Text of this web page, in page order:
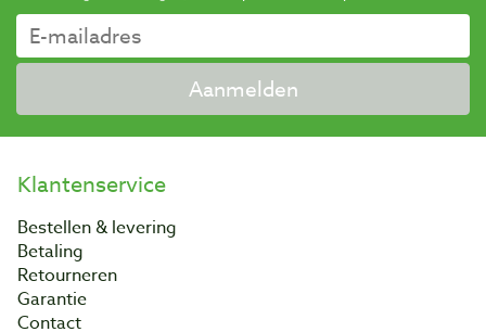
Aanmelden
Klantenservice
Bestellen & levering
Betaling
Retourneren
Garantie
Contact